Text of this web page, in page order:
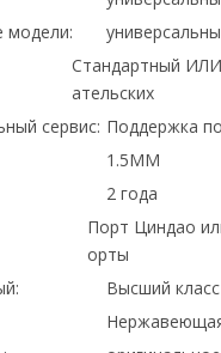
модели:
Стандартный
ательских
сервис: Поддержка
1.5MM
2 года
Порт Циндао
орты
Высший класс